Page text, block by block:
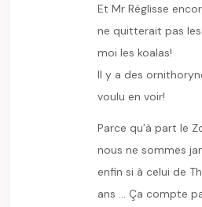
Et Mr Réglisse
ne quitterait pas
moi les koalas!
Il y a des
voulu en voir!
Parce qu’à part le
nous ne sommes
enfin si à celui de
ans … Ça compte